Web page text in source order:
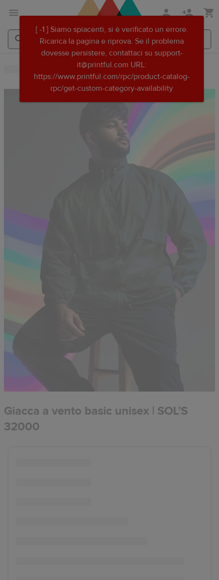
Passa
contenuto
principale
Vai
Centro
assistenza
Giacca a vento basic unisex | SOL’S
32000
[ -1 ] Siamo spiacenti, si è verificato un errore.
Ricarica la pagina e riprova. Se il problema
dovesse persistere, contattaci su support-
it@printful.com URL:
https://www.printful.com/rpc/product-catalog-
rpc/get-custom-category-availability